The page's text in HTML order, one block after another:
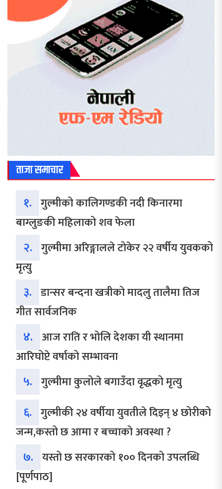
ताजा समाचार
१. गुल्मीको कालिगण्डकी नदी किनारमा
बाग्लुङकी महिलाको शव फेला
२. गुल्मीमा अरिङ्गालले टोकेर २२ वर्षीय युवकको
मृत्यु
३. डान्सर बन्दना खत्रीको मादलु तालैमा तिज
गीत सार्वजनिक
४. आज राति र भोलि देशका यी स्थानमा
आरिघोप्टे वर्षाको सम्भावना
५. गुल्मीमा कुलोले बगाउँदा वृद्धको मृत्यु
६. गुल्मीकी २४ वर्षीया युवतीले दिइन् ४ छोरीको
जन्म,कस्तो छ आमा र बच्चाको अवस्था ?
७. यस्तो छ सरकारको १०० दिनको उपलब्धि
[पूर्णपाठ]